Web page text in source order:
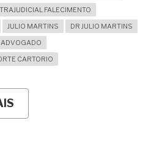
FALECIMENTO
JULIO MARTINS
DR JULIO MARTINS
CARTORIO